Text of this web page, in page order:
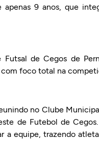
9 anos, que
de Cegos de
foco total na
no Clube
de Futebol de
a equipe, trazendo